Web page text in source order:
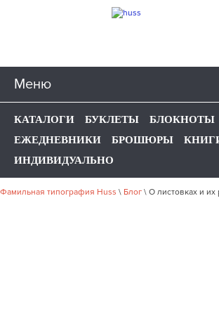
Меню
КАТАЛОГИ БУКЛЕТЫ
БЛОКНОТЫ
ЕЖЕДНЕВНИКИ
БРОШЮРЫ
ИНДИВИДУАЛЬНО
Фамильная типография Huss \ Блог \ О листовках и их